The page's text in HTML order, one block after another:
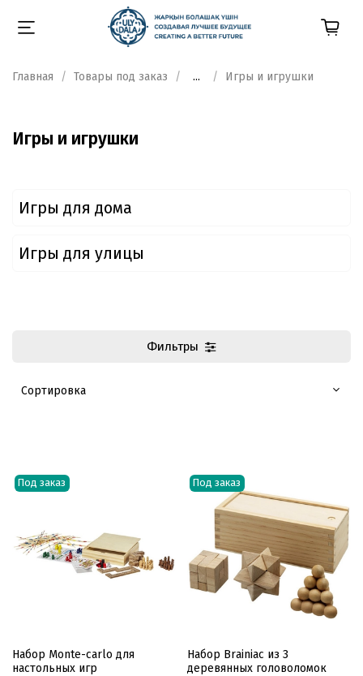
Главная Товары под заказ ... Игры и игрушки
Игры и игрушки
Игры для дома
Игры для улицы
Фильтры
Под заказ
Набор Monte-carlo для
настольных игр
Под заказ
Набор Brainiac из 3
деревянных головоломок